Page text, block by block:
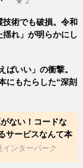
技術でも破損。令和
れ」が明らかにし
ばいい」の衝撃。
にもたらした“深刻
ない！コードな
サービスなんて本
インターパーク